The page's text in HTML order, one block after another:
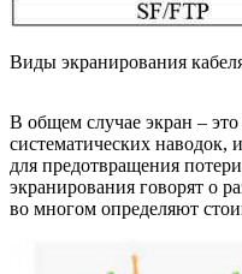
Виды экранирования
В общем случае экран –
систематических
для предотвращения
экранирования говорят о
во многом определяют